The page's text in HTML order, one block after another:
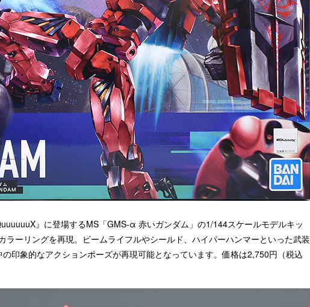
』に登場するMS「GMS-α 赤いガンダム」の1/144スケールモデルキッ
ラーリングを再現。ビームライフルやシールド、ハイパーハンマーといった武装
印象的なアクションポーズが再現可能となっています。価格は2,750円（税込